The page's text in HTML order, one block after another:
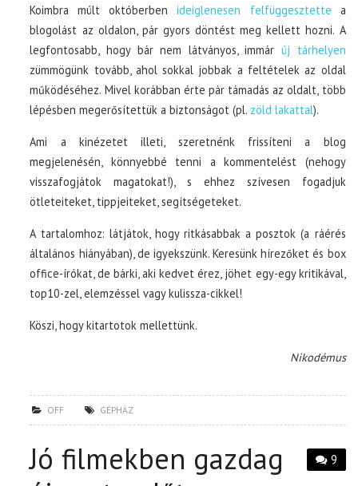
Koimbra múlt októberbenideiglenesen felfüggesztette a
blogolást az oldalon, pár gyors döntést meg kellett hozni. A
legfontosabb, hogy bár nem látványos, immár új tárhelyen
zümmögünk tovább, ahol sokkal jobbak a feltételek az oldal
működéséhez. Mivel korábban érte pár támadás az oldalt, több
lépésben megerősítettük a biztonságot (pl. zöld lakattal).
Ami a kinézetet illeti, szeretnénk frissíteni a blog
megjelenésén, könnyebbé tenni a kommentelést (nehogy
visszafogjátok magatokat!), s ehhez szívesen fogadjuk
ötleteiteket, tippjeiteket, segítségeteket.
A tartalomhoz: látjátok, hogy ritkásabbak a posztok (a ráérés
általános hiányában), de igyekszünk. Keresünk hírezőket és box
office-írókat, de bárki, aki kedvet érez, jöhet egy-egy kritikával,
top10-zel, elemzéssel vagy kulissza-cikkel!
Köszi, hogy kitartotok mellettünk.
Nikodémus
OFF GÉPHÁZ
9
Jó filmekben gazdag